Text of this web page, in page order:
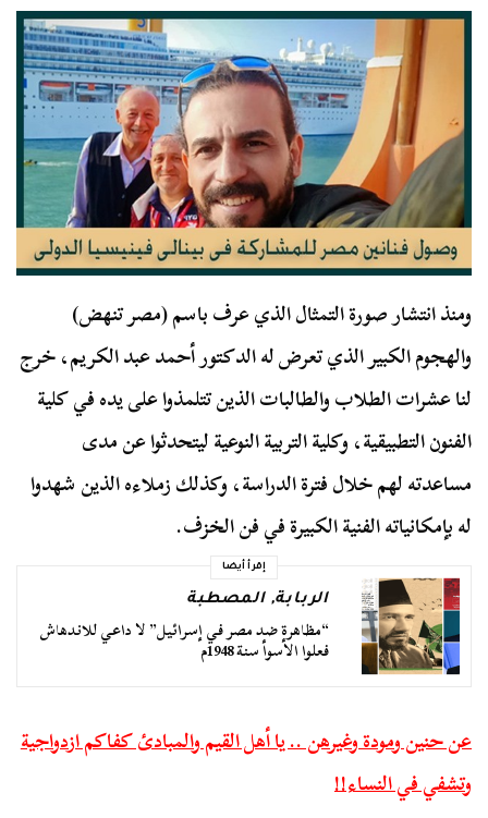
ومنذ انتشار صورة التمثال الذي عرف باسم (مصر تنهض)
والهجوم الكبير الذي تعرض له الدكتور أحمد عبد الكريم، خرج
لنا عشرات الطلاب والطالبات الذين تتلمذوا على يده في كلية
الفنون التطبيقية، وكلية التربية النوعية ليتحدثوا عن مدى
مساعدته لهم خلال فترة الدراسة، وكذلك زملاءه الذين شهدوا
له بإمكانياته الفنية الكبيرة في فن الخزف.
إقرأ أيضا
الربابة,المصطبة
“مظاهرة ضد مصر في إسرائيل” لا داعي للاندهاش
فعلوا الأسوأ سنة 1948م
عن حنين ومودة وغيرهن .. يا أهل القيم والمبادئ كفاكم ازدواجية
وتشفي في النساء!!